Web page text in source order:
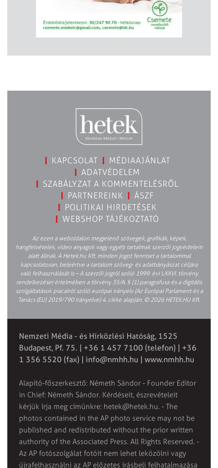
KAPCSOLAT
MÉDIAAJÁNLAT
ADATVÉDELEM
SZABÁLYZAT A KOMMENTELÉSRŐL
PARTNEREINK
ÁSZF
POLITIKAI HIRDETÉSEK
WEBSHOP TÁJÉKOZTATÓ
Az ezen a weboldalon megjelenő szövegek, grafikák, képek,
hangfelvételek, video anyagok vagy egyéb tartalmak szerzői jogvédelem
alatt állnak. A Hetek.hu Kft. minden jogot fenntart a tartalommal
kapcsolatosan, beleértve a tartalom szöveg- és adatbányászat céljára
való felhasználását is – A szerzői jogról szóló 1999. évi LXXVI. törvény
rendelkezései értelmében a törvény 35/A. § (1) paragrafusa és a digitális
szolgáltatások piacairól szóló európai irányelv (Az Európai Parlament és a
Tanács (EU) 2019/790 Irányelve) 4. cikke alapján. © 2026 HETEK.HU Kft.
Nemzeti Média - és Hírközlési Hatóság, 1525
Budapest, Pf. 75. | +36 1 457 7100 (telefon) | +36
1 356 5520 (fax) | info@nmhh.hu | www.nmhh.hu
Alapító-főszerkesztő: Németh Sándor - Founder Editor
in Chief: Németh Sándor. Kérdéseit, észrevételeit
kérjük írja meg címünkre: hetek@hetek.hu. - The
photos contained in the AP photo service may not be
published and redistributed without the prior written
authority of the Associated Press. All Rights Reserved. -
Az AP fotószolgálat fotóit nem lehet leközölni vagy
újrafelhasználni az AP előzetes írásbeli felhatalmazása